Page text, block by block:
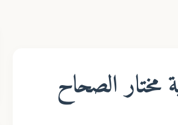
مختار الصحاح